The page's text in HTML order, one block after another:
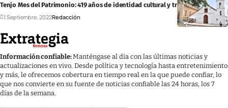
Tenjo Mes del Patrimonio: 419 años de identidad cultural y tradiciones
1 Septiembre, 2022Redacción
Información confiable:Manténgase al día con las últimas noticias y
actualizaciones en vivo. Desde política y tecnología hasta entretenimiento
y más, le ofrecemos cobertura en tiempo real en la que puede confiar, lo
que nos convierte en su fuente de noticias confiable las 24 horas, los 7
días de la semana.